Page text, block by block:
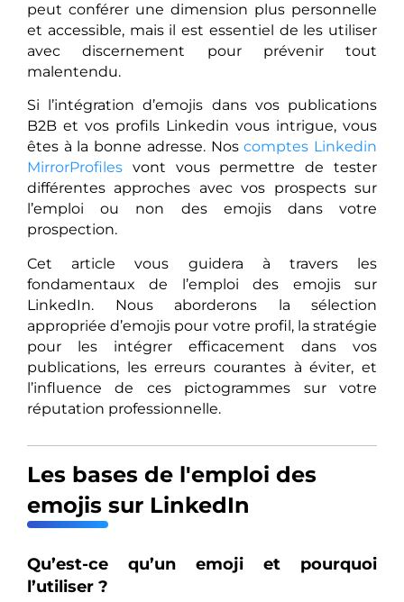
peut conférer une dimension plus personnelle
et accessible, mais il est essentiel de les utiliser
avec discernement pour prévenir tout
malentendu.
Si l’intégration d’emojis dans vos publications
B2B et vos profils Linkedin vous intrigue, vous
êtes à la bonne adresse. Noscomptes Linkedin
MirrorProfiles vont vous permettre de tester
différentes approches avec vos prospects sur
l’emploi ou non des emojis dans votre
prospection.
Cet article vous guidera à travers les
fondamentaux de l’emploi des emojis sur
LinkedIn. Nous aborderons la sélection
appropriée d’emojis pour votre profil, la stratégie
pour les intégrer efficacement dans vos
publications, les erreurs courantes à éviter, et
l’influence de ces pictogrammes sur votre
réputation professionnelle.
Les bases de l'emploi des
emojis sur LinkedIn
Qu’est-ce qu’un emoji et pourquoi
l’utiliser ?